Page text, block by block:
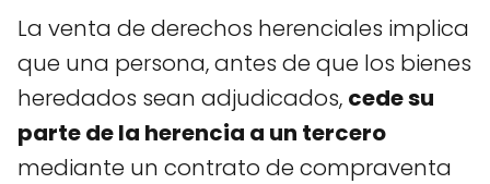
La venta de derechos herenciales implica
que una persona, antes de que los bienes
heredados sean adjudicados, cede su
parte de la herencia a un tercero
mediante un contrato de compraventa